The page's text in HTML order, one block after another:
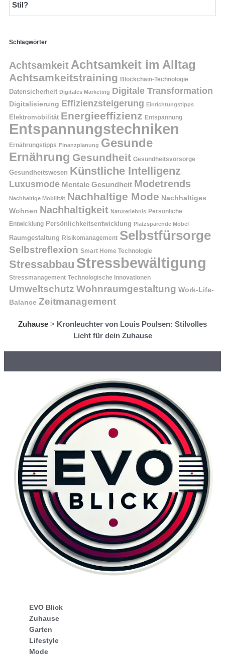
Stil?
Schlagwörter
Achtsamkeit Achtsamkeit im Alltag
Achtsamkeitstraining Blockchain-Technologie
Datensicherheit Digitales Marketing Digitale Transformation
Digitalisierung Effizienzsteigerung Einrichtungstipps
Elektromobilität Energieeffizienz Entspannung
Entspannungstechniken
Ernährungstipps Finanzplanung Gesunde
Ernährung Gesundheit Gesundheitsvorsorge
Gesundheitswesen Künstliche Intelligenz
Luxusmode Mentale Gesundheit Modetrends
Nachhaltige Mobilität Nachhaltige Mode Nachhaltiges
Wohnen Nachhaltigkeit Naturerlebnis Persönliche
Entwicklung Persönlichkeitsentwicklung Platzsparende Möbel
Raumgestaltung Risikomanagement Selbstfürsorge
Selbstreflexion Smart Home Technologie
Stressabbau Stressbewältigung
Stressmanagement Technologische Innovationen
Umweltschutz Wohnraumgestaltung Work-Life-
Balance Zeitmanagement
Zuhause > Kronleuchter von Louis Poulsen: Stilvolles
Licht für dein Zuhause
EVO Blick
Zuhause
Garten
Lifestyle
Mode